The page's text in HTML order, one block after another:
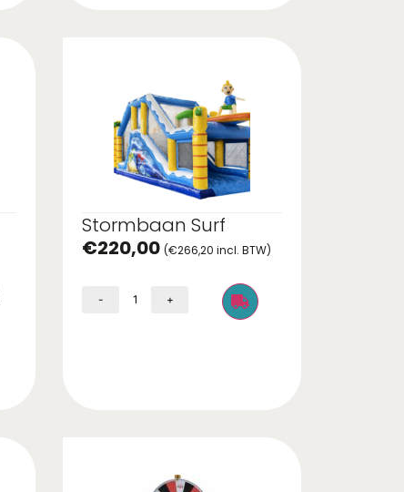
Stormbaan Surf
€220,00 (€266,20 incl. BTW)
- +